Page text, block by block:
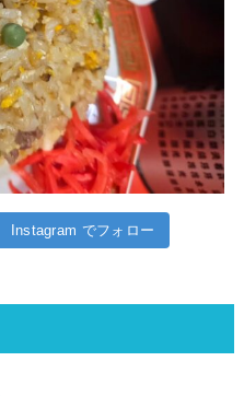
Instagram でフォロー